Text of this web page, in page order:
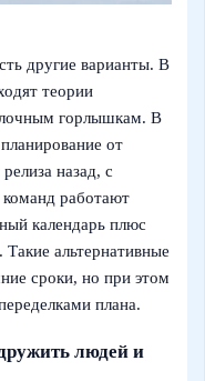
другие варианты. В
теории
горлышкам. В
от
назад, с
работают
календарь плюс
Такие альтернативные
сроки, но при этом
плана.
людей и